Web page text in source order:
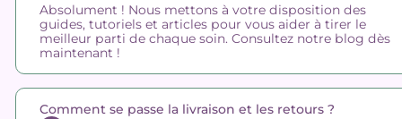
Absolument ! Nous mettons à votre disposition des
guides, tutoriels et articles pour vous aider à tirer le
meilleur parti de chaque soin. Consultez notre blog dès
maintenant !
Comment se passe la livraison et les retours ?